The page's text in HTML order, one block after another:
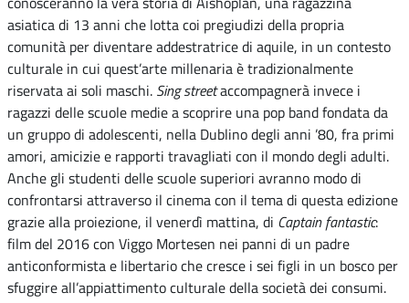
asiatica di 13 anni che lotta coi pregiudizi della propria
comunità per diventare addestratrice di aquile, in un contesto
culturale in cui quest’arte millenaria è tradizionalmente
riservata ai soli maschi. Sing streetaccompagnerà invece i
ragazzi delle scuole medie a scoprire una pop band fondata da
un gruppo di adolescenti, nella Dublino degli anni ’80, fra primi
amori, amicizie e rapporti travagliati con il mondo degli adulti.
Anche gli studenti delle scuole superiori avranno modo di
confrontarsi attraverso il cinema con il tema di questa edizione
grazie alla proiezione, il venerdì mattina, di Captain fantastic:
film del 2016 con Viggo Mortesen nei panni di un padre
anticonformista e libertario che cresce i sei figli in un bosco per
sfuggire all’appiattimento culturale della società dei consumi.